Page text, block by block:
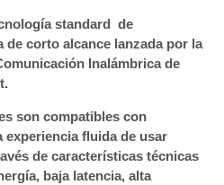
standard de
corto alcance lanzada por la
Inalámbrica de
son compatibles con
experiencia fluida de usar
de características técnicas
baja latencia, alta